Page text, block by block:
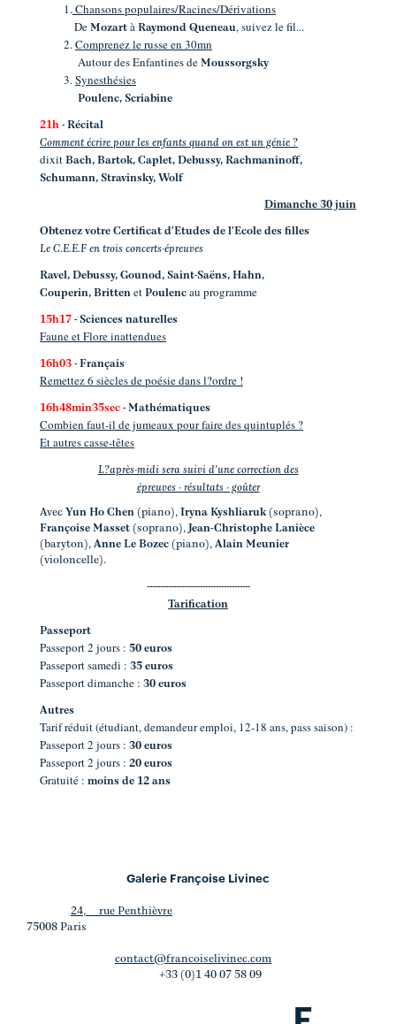
1.Chansons populaires/Racines/Dérivations
De Mozart à Raymond Queneau, suivez le fil...
2.Comprenez le russe en 30mn
Autour des Enfantines de Moussorgsky
3.Synesthésies
Poulenc, Scriabine
21h - Récital
Comment écrire pour les enfants quand on est un génie ?
dixit Bach, Bartok, Caplet, Debussy, Rachmaninoff,
Schumann, Stravinsky, Wolf
Dimanche 30 juin
Obtenez votre Certificat d'Etudes de l'Ecole des filles
Le C.E.E.F en trois concerts-épreuves
Ravel, Debussy, Gounod, Saint-Saëns, Hahn,
Couperin, Britten et Poulenc au programme
15h17 - Sciences naturelles
Faune et Flore inattendues
16h03 - Français
Remettez 6 siècles de poésie dans l?ordre !
16h48min35sec - Mathématiques
Combien faut-il de jumeaux pour faire des quintuplés ?
Et autres casse-têtes
L?après-midi sera suivi d'une correction des
épreuves - résultats - goûter
Avec Yun Ho Chen (piano), Iryna Kyshliaruk(soprano),
Françoise Masset (soprano), Jean-Christophe Lanièce
(baryton), Anne Le Bozec (piano), Alain Meunier
(violoncelle).
---------------------------------------
Tarification
Passeport
Passeport 2 jours : 50 euros
Passeport samedi : 35 euros
Passeport dimanche : 30 euros
Autres
Tarif réduit (étudiant, demandeur emploi, 12-18 ans, pass saison) :
Passeport 2 jours : 30 euros
Passeport 2 jours : 20 euros
Gratuité : moins de 12 ans
Galerie Françoise Livinec
24, rue Penthièvre
75008 Paris
contact@francoiselivinec.com
+33 (0)1 40 07 58 09